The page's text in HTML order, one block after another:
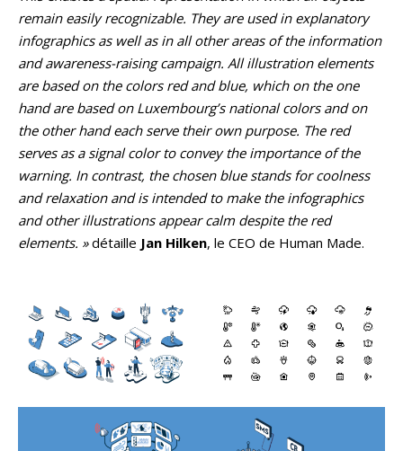
remain easily recognizable. They are used in explanatory
infographics as well as in all other areas of the information
and awareness-raising campaign. All illustration elements
are based on the colors red and blue, which on the one
hand are based on Luxembourg’s national colors and on
the other hand each serve their own purpose. The red
serves as a signal color to convey the importance of the
warning. In contrast, the chosen blue stands for coolness
and relaxation and is intended to make the infographics
and other illustrations appear calm despite the red
elements. »détaille Jan Hilken, le CEO de Human Made.